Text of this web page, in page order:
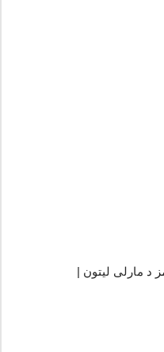
د مارلی لیتون |